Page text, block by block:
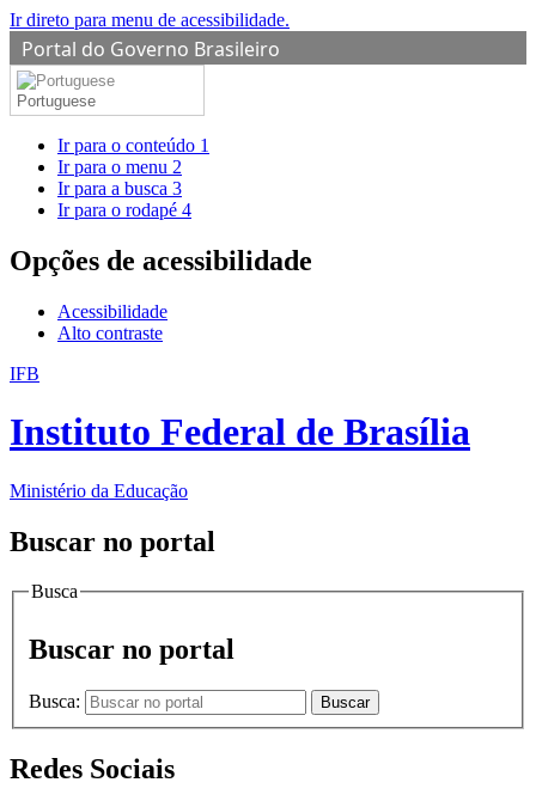
Ir direto para menu de acessibilidade.
Portal do Governo Brasileiro
Portuguese
Ir para o conteúdo 1
Ir para o menu 2
Ir para a busca 3
Ir para o rodapé 4
Opções de acessibilidade
Acessibilidade
Alto contraste
IFB
Instituto Federal de Brasília
Ministério da Educação
Buscar no portal
Busca
Buscar no portal
Busca: Buscar
Redes Sociais